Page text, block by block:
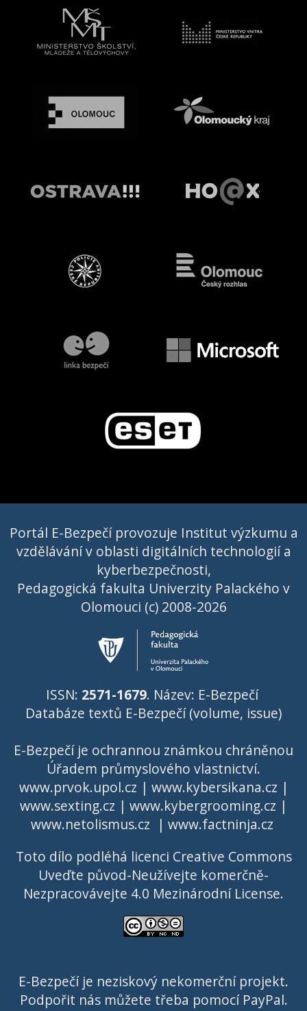
Portál E-Bezpečí provozuje Institut výzkumu a
vzdělávání v oblasti digitálních technologií a
kyberbezpečnosti,
Pedagogická fakulta Univerzity Palackého v
Olomouci (c) 2008-2026
ISSN: 2571-1679. Název: E-Bezpečí
Databáze textů E-Bezpečí (volume, issue)
E-Bezpečí je ochrannou známkou chráněnou
Úřadem průmyslového vlastnictví.
www.prvok.upol.cz | www.kybersikana.cz |
www.sexting.cz | www.kybergrooming.cz |
www.netolismus.cz | www.factninja.cz
Toto dílo podléhá licenci Creative Commons
Uveďte původ-Neužívejte komerčně-
Nezpracovávejte 4.0 Mezinárodní License.
E-Bezpečí je neziskový nekomerční projekt.
Podpořit nás můžete třeba pomocí PayPal.